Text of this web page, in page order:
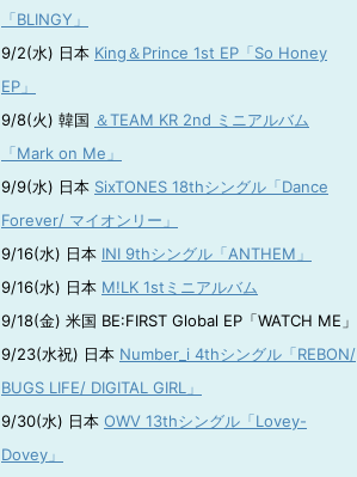
「BLINGY」
9/2(水) 日本 King＆Prince 1st EP「So Honey
EP」
9/8(火) 韓国 ＆TEAM KR 2nd ミニアルバム
「Mark on Me」
9/9(水) 日本 SixTONES 18thシングル「Dance
Forever/ マイオンリー」
9/16(水) 日本 INI 9thシングル「ANTHEM」
9/16(水) 日本 M!LK 1stミニアルバム
9/18(金) 米国 BE:FIRST Global EP「WATCH ME」
9/23(水祝) 日本 Number_i 4thシングル「REBON/
BUGS LIFE/ DIGITAL GIRL」
9/30(水) 日本 OWV 13thシングル「Lovey-
Dovey」